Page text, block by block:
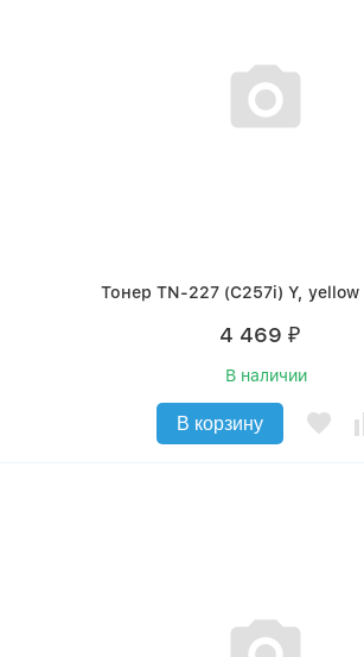
Тонер TN-227 (C257i) Y, yellow
4 469 ₽
В наличии
В корзину